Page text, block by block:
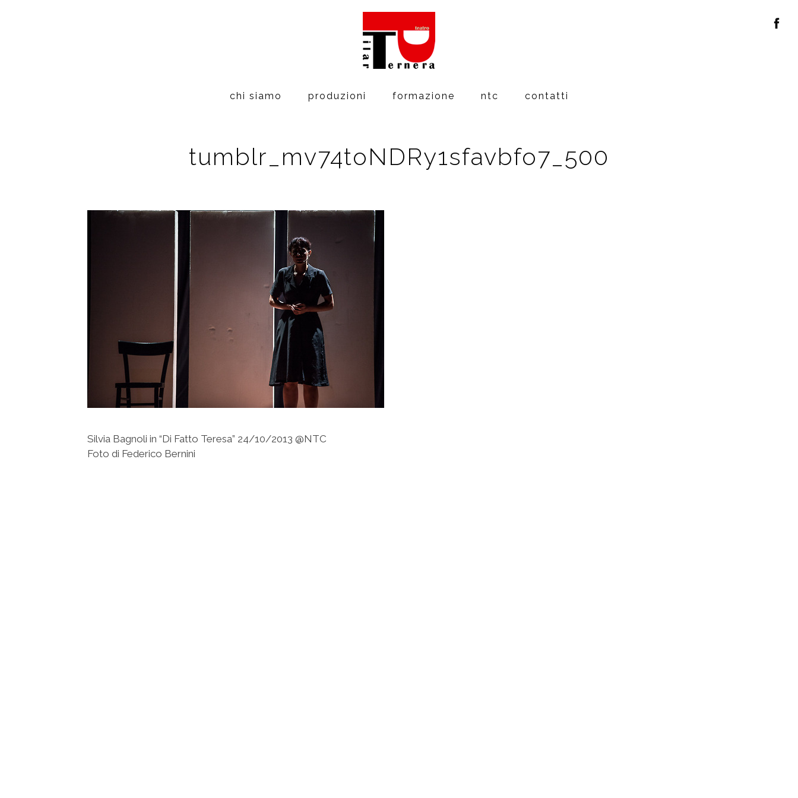
chi siamo produzioni formazione ntc contatti
tumblr_mv74toNDRy1sfavbfo7_500
Silvia Bagnoli in “Di Fatto Teresa” 24/10/2013 @NTC
Foto di Federico Bernini